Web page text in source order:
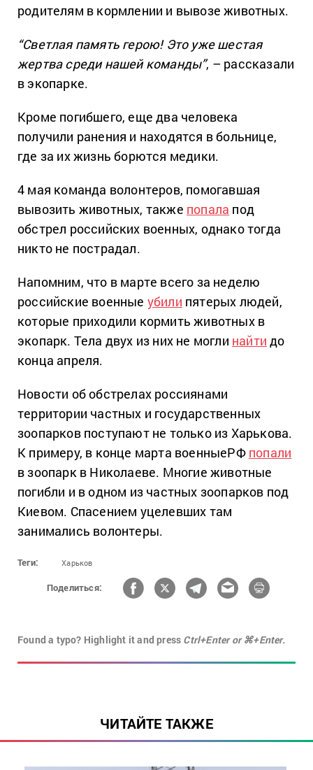
родителям в кормлении и вывозе животных.
“Светлая память герою! Это уже шестая
жертва среди нашей команды”, – рассказали
в экопарке.
Кроме погибшего, еще два человека
получили ранения и находятся в больнице,
где за их жизнь борются медики.
4 мая команда волонтеров, помогавшая
вывозить животных, также попала под
обстрел российских военных, однако тогда
никто не пострадал.
Напомним, что в марте всего за неделю
российские военные убили пятерых людей,
которые приходили кормить животных в
экопарк. Тела двух из них не могли найти до
конца апреля.
Новости об обстрелах россиянами
территории частных и государственных
зоопарков поступают не только из Харькова.
К примеру, в конце марта военныеРФ попали
в зоопарк в Николаеве. Многие животные
погибли и в одном из частных зоопарков под
Киевом. Спасением уцелевших там
занимались волонтеры.
Теги: Харьков
Поделиться:
Found a typo? Highlight it and press Ctrl+Enter or ⌘+Enter.
ЧИТАЙТЕ ТАКЖЕ